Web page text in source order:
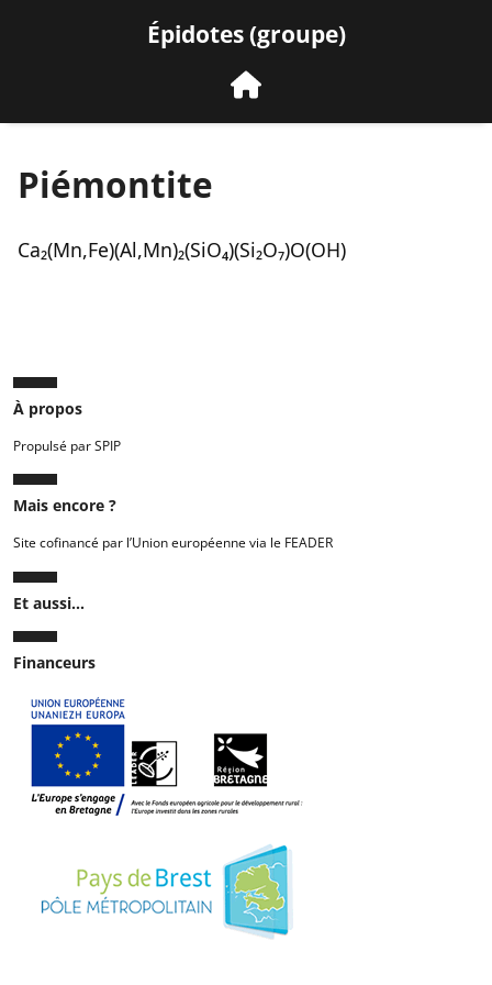
Épidotes (groupe)
Piémontite
Ca₂(Mn,Fe)(Al,Mn)₂(SiO₄)(Si₂O₇)O(OH)
À propos
Propulsé par SPIP
Mais encore ?
Site cofinancé par l’Union européenne via le FEADER
Et aussi...
Financeurs